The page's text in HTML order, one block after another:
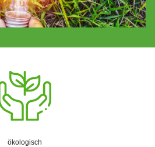
ökologisch